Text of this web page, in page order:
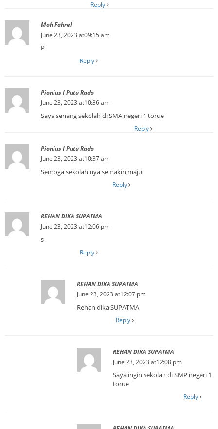
Reply
Moh Fahrel
June 23, 2023 at09:15 am
P
Reply
Pionius I Putu Rado
June 23, 2023 at10:36 am
Saya senang sekolah di SMA negeri 1 torue
Reply
Pionius I Putu Rado
June 23, 2023 at10:37 am
Semoga sekolah nya semakin maju
Reply
REHAN DIKA SUPATMA
June 23, 2023 at12:06 pm
s
Reply
REHAN DIKA SUPATMA
June 23, 2023 at12:07 pm
Rehan dika SUPATMA
Reply
REHAN DIKA SUPATMA
June 23, 2023 at12:08 pm
Saya ingin sekolah di SMP negeri 1
torue
Reply